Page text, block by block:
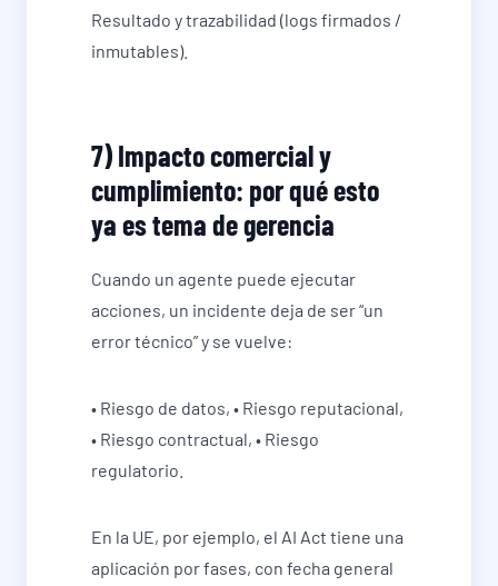
Resultado y trazabilidad (logs firmados /
inmutables).
7) Impacto comercial y
cumplimiento: por qué esto
ya es tema de gerencia
Cuando un agente puede ejecutar
acciones, un incidente deja de ser “un
error técnico” y se vuelve:
• Riesgo de datos, • Riesgo reputacional,
• Riesgo contractual, • Riesgo
regulatorio.
En la UE, por ejemplo, el AI Act tiene una
aplicación por fases, con fecha general